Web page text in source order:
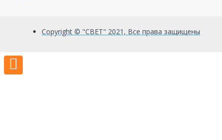
Copyright © "СВЕТ" 2021, Все права защищены